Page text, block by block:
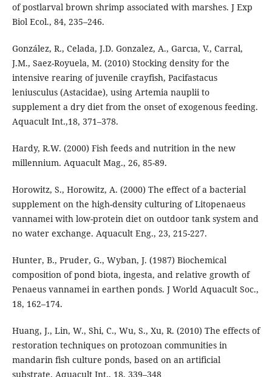
of postlarval brown shrimp associated with marshes. J Exp
Biol Ecol., 84, 235–246.
González, R., Celada, J.D. Gonzalez, A., Garcıa, V., Carral,
J.M., Saez-Royuela, M. (2010) Stocking density for the
intensive rearing of juvenile crayfish, Pacifastacus
leniusculus (Astacidae), using Artemia nauplii to
supplement a dry diet from the onset of exogenous feeding.
Aquacult Int.,18, 371–378.
Hardy, R.W. (2000) Fish feeds and nutrition in the new
millennium. Aquacult Mag., 26, 85-89.
Horowitz, S., Horowitz, A. (2000) The effect of a bacterial
supplement on the high-density culturing of Litopenaeus
vannamei with low-protein diet on outdoor tank system and
no water exchange. Aquacult Eng., 23, 215-227.
Hunter, B., Pruder, G., Wyban, J. (1987) Biochemical
composition of pond biota, ingesta, and relative growth of
Penaeus vannamei in earthen ponds. J World Aquacult Soc.,
18, 162–174.
Huang, J., Lin, W., Shi, C., Wu, S., Xu, R. (2010) The effects of
restoration techniques on protozoan communities in
mandarin fish culture ponds, based on an artificial
substrate. Aquacult Int., 18, 339–348